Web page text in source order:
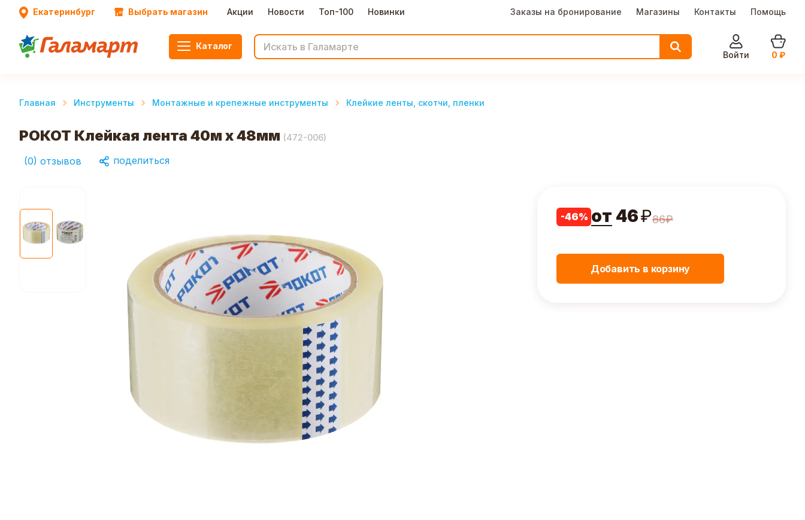
Екатеринбург Выбрать магазин Акции Новости Топ-100 Новинки Заказы на бронирование Магазины Контакты Помощь
Каталог
Войти
0 ₽
Главная Инструменты Монтажные и крепежные инструменты Клейкие ленты, скотчи, пленки
РОКОТ Клейкая лента 40м x 48мм (472-006)
(0) отзывов поделиться
-46% от 46₽86₽
Добавить в корзину